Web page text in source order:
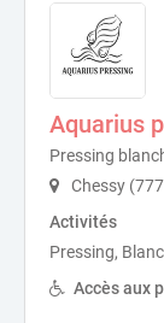
Aquarius
Pressing
Chessy
Activités
Pressing,
Accès aux